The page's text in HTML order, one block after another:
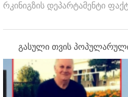
რკინიგზის დეპარტამენტი
გასული თვის